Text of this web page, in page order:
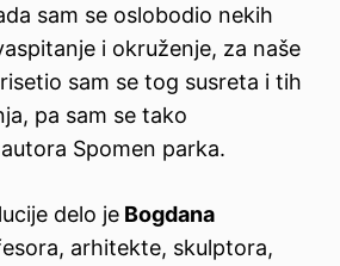
sam se oslobodio nekih
i okruženje, za naše
sam se tog susreta i tih
pa sam se tako
Spomen parka.
delo je Bogdana
arhitekte, skulptora,